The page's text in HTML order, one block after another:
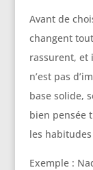
Avant de
changent
rassurent, et
n’est pas
base solide,
bien pensée
les
Exemple :